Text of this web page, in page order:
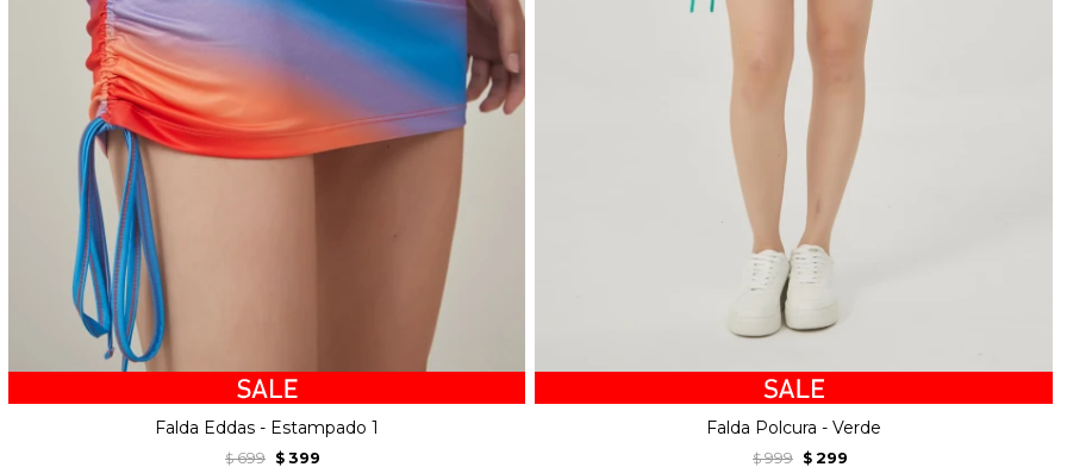
Falda Eddas - Estampado 1
$ 699 $ 399
Falda Polcura - Verde
$ 999 $ 299